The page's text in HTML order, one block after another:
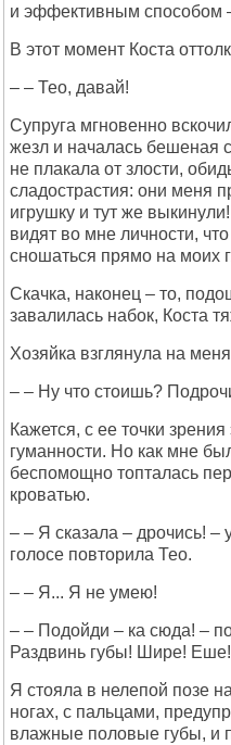
и эффективным способом
В этот момент Коста
– – Тео, давай!
Супруга мгновенно
жезл и началась бешеная
не плакала от злости,
сладострастия: они меня
игрушку и тут же
видят во мне личности,
сношаться прямо на моих
Скачка, наконец – то,
завалилась набок, Коста
Хозяйка взглянула на
– – Ну что стоишь?
Кажется, с ее точки
гуманности. Но как мне
беспомощно топталась
кроватью.
– – Я сказала – дрочись! –
голосе повторила Тео.
– – Я... Я не умею!
– – Подойди – ка сюда! –
Раздвинь губы! Шире!
Я стояла в нелепой позе
ногах, с пальцами,
влажные половые губы, и